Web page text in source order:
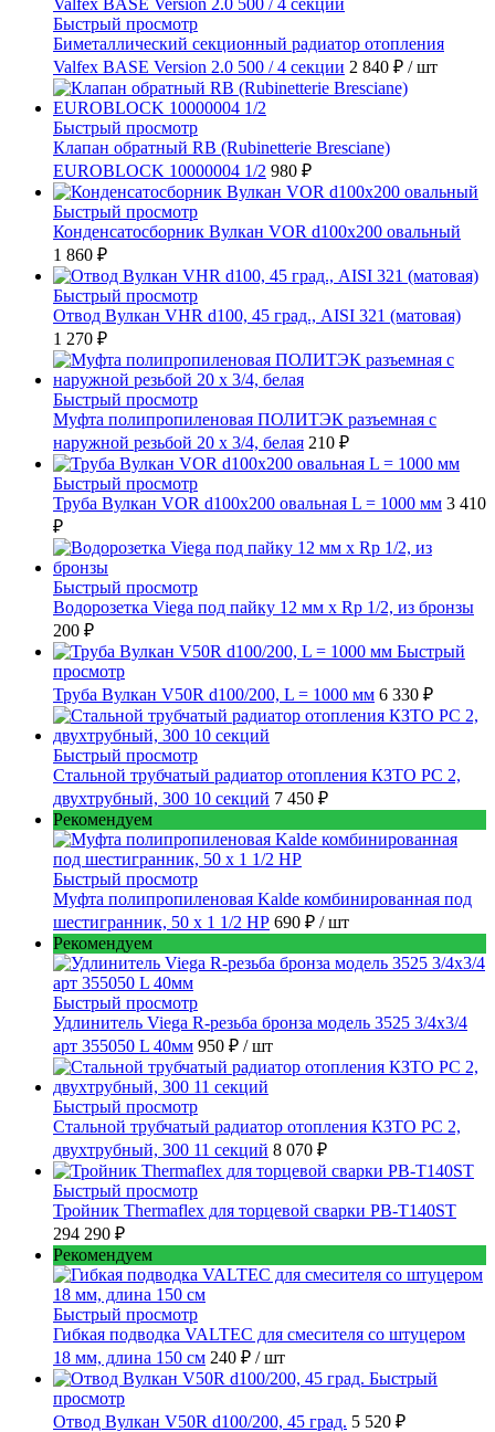
Быстрый просмотр
Биметаллический секционный радиатор отопления
Valfex BASE Version 2.0 500 / 4 секции 2 840 ₽ / шт
Быстрый просмотр
Клапан обратный RB (Rubinetterie Bresciane)
EUROBLOCK 10000004 1/2 980 ₽
Быстрый просмотр
Конденсатосборник Вулкан VOR d100x200 овальный
1 860 ₽
Быстрый просмотр
Отвод Вулкан VHR d100, 45 град., AISI 321 (матовая)
1 270 ₽
Быстрый просмотр
Муфта полипропиленовая ПОЛИТЭК разъемная с
наружной резьбой 20 x 3/4, белая 210 ₽
Быстрый просмотр
Труба Вулкан VOR d100x200 овальная L = 1000 мм 3 410
₽
Быстрый просмотр
Водорозетка Viega под пайку 12 мм х Rp 1/2, из бронзы
200 ₽
Быстрый
просмотр
Труба Вулкан V50R d100/200, L = 1000 мм 6 330 ₽
Быстрый просмотр
Стальной трубчатый радиатор отопления КЗТО РС 2,
двухтрубный, 300 10 секций 7 450 ₽
Рекомендуем
Быстрый просмотр
Муфта полипропиленовая Kalde комбинированная под
шестигранник, 50 x 1 1/2 НР 690 ₽ / шт
Рекомендуем
Быстрый просмотр
Удлинитель Viega R-резьба бронза модель 3525 3/4x3/4
арт 355050 L 40мм 950 ₽ / шт
Быстрый просмотр
Стальной трубчатый радиатор отопления КЗТО РС 2,
двухтрубный, 300 11 секций 8 070 ₽
Быстрый просмотр
Тройник Thermaflex для торцевой сварки PB-T140ST
294 290 ₽
Рекомендуем
Быстрый просмотр
Гибкая подводка VALTEC для смесителя со штуцером
18 мм, длина 150 см 240 ₽ / шт
Быстрый
просмотр
Отвод Вулкан V50R d100/200, 45 град. 5 520 ₽